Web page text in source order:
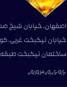
اصفهان، خیابان شیخ
خیابان نیکبخت غربی،
ساختمان نیکبخت طبقه 5 واحد 205
09193090696